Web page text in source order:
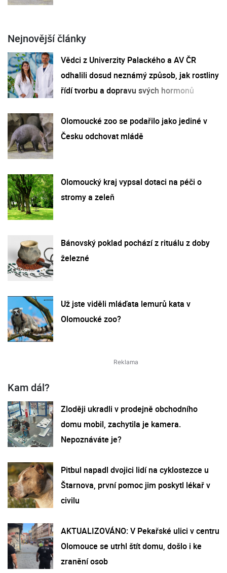
Nejnovější články
Vědci z Univerzity Palackého a AV ČR
odhalili dosud neznámý způsob, jak rostliny
řídí tvorbu a dopravu svých hormonů
Olomoucké zoo se podařilo jako jediné v
Česku odchovat mládě
Olomoucký kraj vypsal dotaci na péči o
stromy a zeleň
Bánovský poklad pochází z rituálu z doby
železné
Už jste viděli mláďata lemurů kata v
Olomoucké zoo?
Kam dál?
Zloději ukradli v prodejně obchodního
domu mobil, zachytila je kamera.
Nepoznáváte je?
Pitbul napadl dvojici lidí na cyklostezce u
Štarnova, první pomoc jim poskytl lékař v
civilu
AKTUALIZOVÁNO: V Pekařské ulici v centru
Olomouce se utrhl štít domu, došlo i ke
zranění osob